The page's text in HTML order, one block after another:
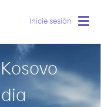
Inicie sesión